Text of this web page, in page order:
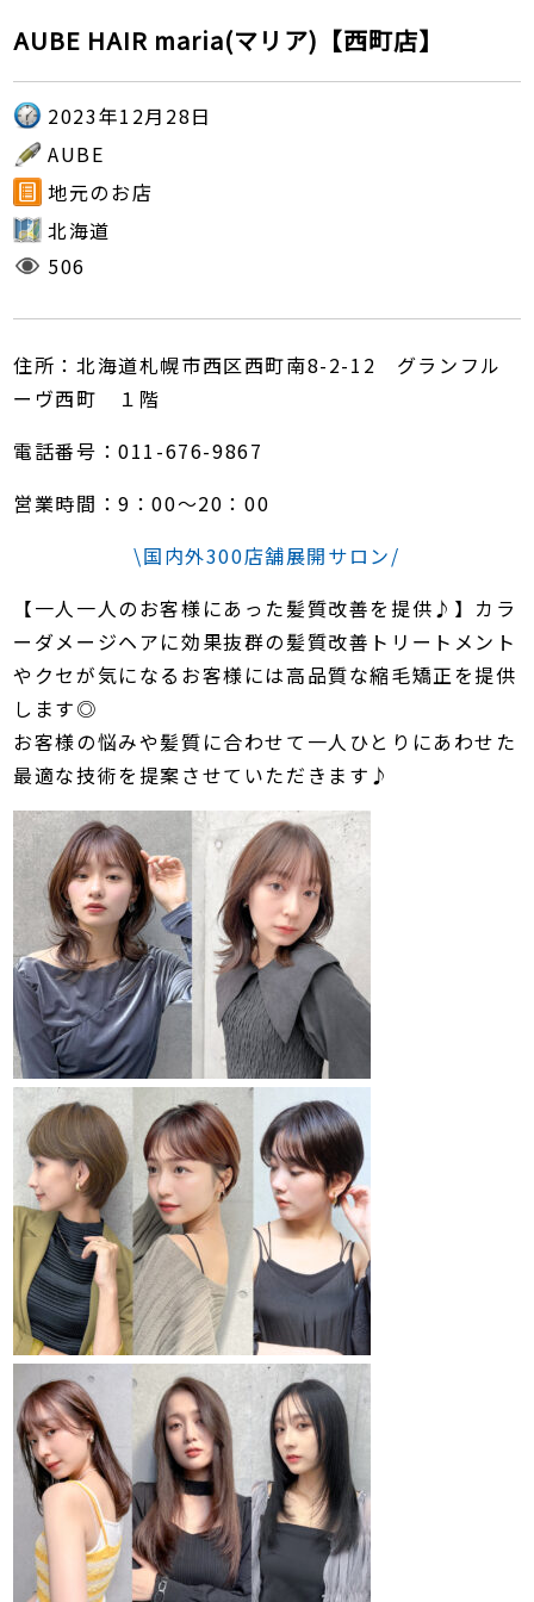
AUBE HAIR maria(マリア)【西町店】
2023年12月28日
AUBE
地元のお店
北海道
506
住所：北海道札幌市西区西町南8-2-12 グランフル
ーヴ西町 １階
電話番号：011-676-9867
営業時間：9：00～20：00
\国内外300店舗展開サロン/
【一人一人のお客様にあった髪質改善を提供♪】カラ
ーダメージヘアに効果抜群の髪質改善トリートメント
やクセが気になるお客様には高品質な縮毛矯正を提供
します◎
お客様の悩みや髪質に合わせて一人ひとりにあわせた
最適な技術を提案させていただきます♪